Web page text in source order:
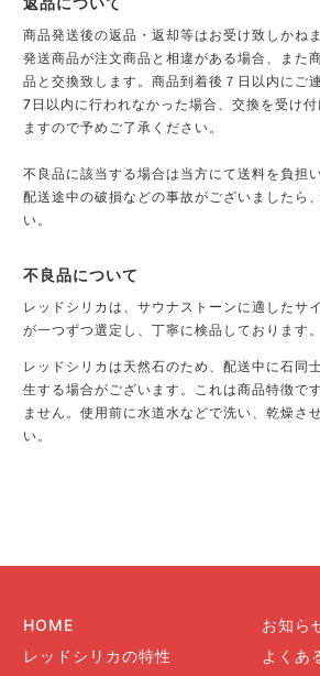
商品発送後の返品・返却等はお受け致しかねま
発送商品が注文商品と相違がある場合、また
品と交換致します。商品到着後７日以内にご
7日以内に行われなかった場合、交換を受け
ますので予めご了承ください。
不良品に該当する場合は当方にて送料を負担
配送途中の破損などの事故がございましたら
い。
不良品について
レッドシリカは、サウナストーンに適したサ
が一つずつ選定し、丁寧に検品しております。
レッドシリカは天然石のため、配送中に石同
生する場合がございます。これは商品特徴で
ません。使用前に水道水などで洗い、乾燥さ
い。
HOME
レッドシリカの特性
お知ら
よくあ